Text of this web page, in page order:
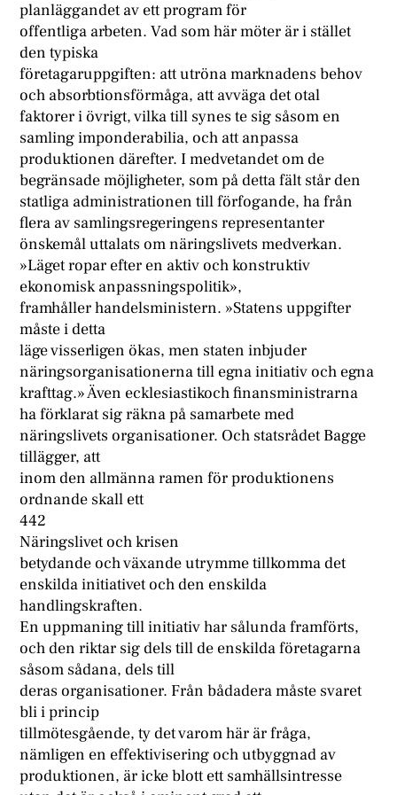
planläggandet av ett program för
offentliga arbeten. Vad som här möter är i stället
den typiska
företagaruppgiften: att utröna marknadens behov
och absorbtionsförmåga, att avväga det otal
faktorer i övrigt, vilka till synes te sig såsom en
samling imponderabilia, och att anpassa
produktionen därefter. I medvetandet om de
begränsade möjligheter, som på detta fält står den
statliga administrationen till förfogande, ha från
flera av samlingsregeringens representanter
önskemål uttalats om näringslivets medverkan.
»Läget ropar efter en aktiv och konstruktiv
ekonomisk anpassningspolitik»,
framhåller handelsministern. »Statens uppgifter
måste i detta
läge visserligen ökas, men staten inbjuder
näringsorganisationerna till egna initiativ och egna
krafttag.» Även ecklesiastikoch finansministrarna
ha förklarat sig räkna på samarbete med
näringslivets organisationer. Och statsrådet Bagge
tillägger, att
inom den allmänna ramen för produktionens
ordnande skall ett
442
Näringslivet och krisen
betydande och växande utrymme tillkomma det
enskilda initiativet och den enskilda
handlingskraften.
En uppmaning till initiativ har sålunda framförts,
och den riktar sig dels till de enskilda företagarna
såsom sådana, dels till
deras organisationer. Från bådadera måste svaret
bli i princip
tillmötesgående, ty det varom här är fråga,
nämligen en effektivisering och utbyggnad av
produktionen, är icke blott ett samhällsintresse